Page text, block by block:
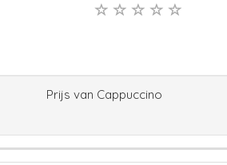
Prijs van Cappuccino